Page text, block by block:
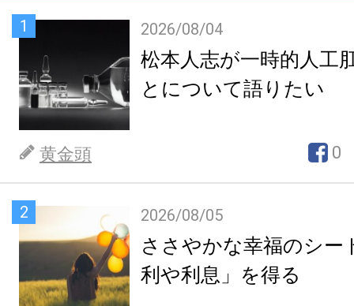
1 2026/08/04
松本人志が一時的人工
とについて語りたい
黄金頭 0
2 2026/08/05
ささやかな幸福のシー
利や利息」を得る